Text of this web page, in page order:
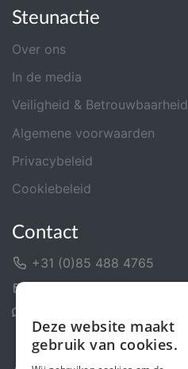
Steunactie
Over ons
In de media
Veiligheid & Betrouwbaarheid
Algemene voorwaarden
Privacybeleid
Cookiebeleid
Contact
+31 (0)85 488 4765
Deze website maakt
gebruik van cookies.